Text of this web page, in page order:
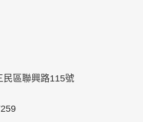
民區聯興路115號